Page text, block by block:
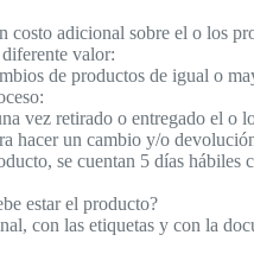
costo adicional sobre el o los
valor:
de productos de igual o
vez retirado o entregado el o
hacer un cambio y/o
se cuentan 5 días
estar el producto?
con las etiquetas y con la